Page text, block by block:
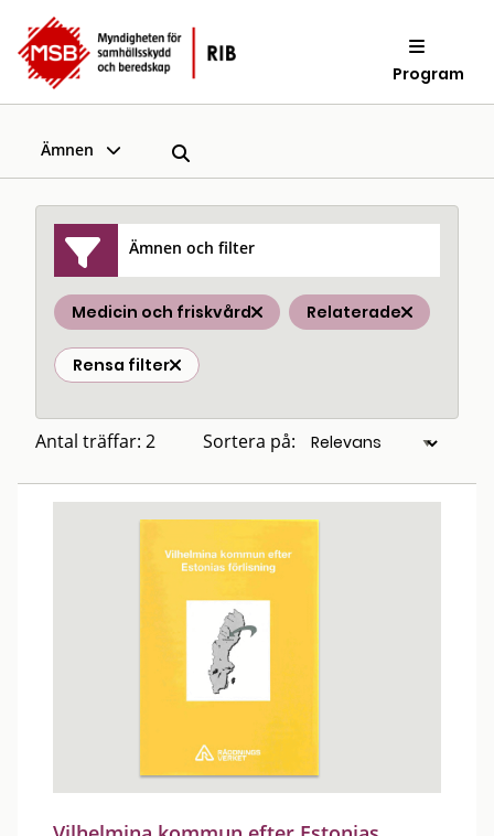
Program
Ämnen
Ämnen och filter
Medicin och friskvård Relaterade
Rensa filter
Antal träffar: 2 Sortera på: